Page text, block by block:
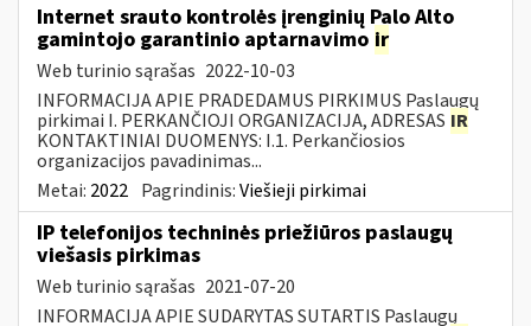
Internet srauto kontrolės įrenginių Palo Alto
gamintojo garantinio aptarnavimo ir
Web turinio sąrašas 2022-10-03
INFORMACIJA APIE PRADEDAMUS PIRKIMUS Paslaugų
pirkimai I. PERKANČIOJI ORGANIZACIJA, ADRESAS IR
KONTAKTINIAI DUOMENYS: I.1. Perkančiosios
organizacijos pavadinimas...
Metai: 2022 Pagrindinis:Viešieji pirkimai
IP telefonijos techninės priežiūros paslaugų
viešasis pirkimas
Web turinio sąrašas 2021-07-20
INFORMACIJA APIE SUDARYTAS SUTARTIS Paslaugų